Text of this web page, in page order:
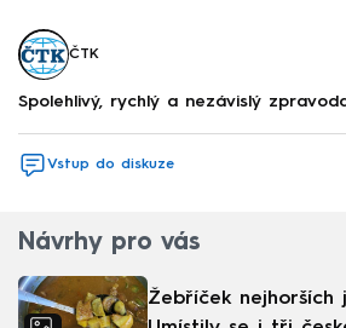
ČTK
Spolehlivý, rychlý a nezávislý
Vstup do diskuze
Návrhy pro vás
Žebříček nejhorších